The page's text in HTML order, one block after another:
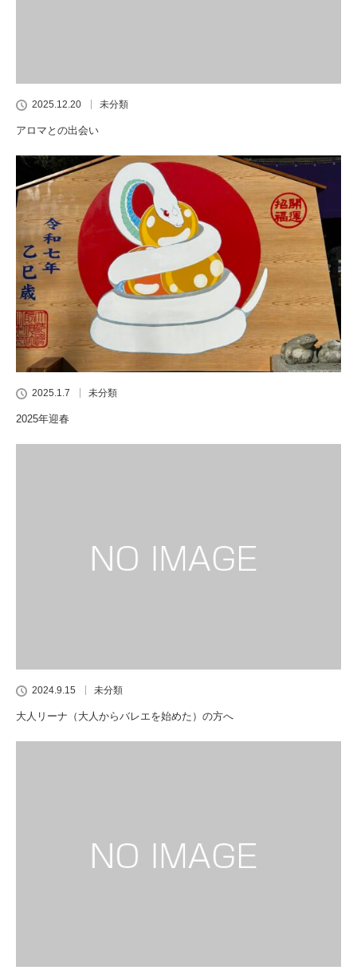
2025.12.20 未分類
アロマとの出会い
2025.1.7 未分類
2025年迎春
2024.9.15 未分類
大人リーナ（大人からバレエを始めた）の方へ